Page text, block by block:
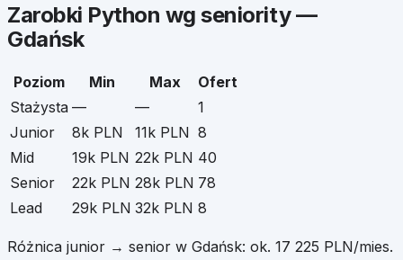
Zarobki Python wg seniority —
Gdańsk
Poziom Min Max
Ofert
Stażysta — —
1
Junior
8k PLN 11k PLN 8
Mid
19k PLN 22k PLN 40
Senior
22k PLN 28k PLN 78
Lead
29k PLN 32k PLN 8
Różnica junior → senior w Gdańsk: ok. 17 225 PLN/mies.